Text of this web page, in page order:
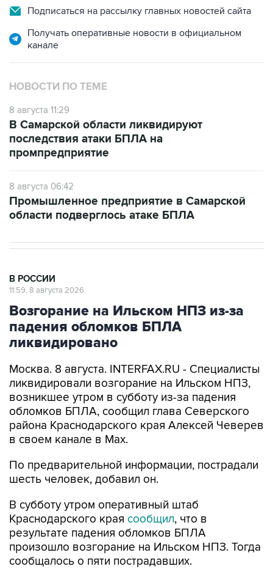
Подписаться на рассылку главных новостей сайта
Получать оперативные новости в официальном
канале
НОВОСТИ ПО ТЕМЕ
8 августа 11:29
В Самарской области ликвидируют
последствия атаки БПЛА на
промпредприятие
8 августа 06:42
Промышленное предприятие в Самарской
области подверглось атаке БПЛА
В РОССИИ
11:59, 8 августа 2026
Возгорание на Ильском НПЗ из-за
падения обломков БПЛА
ликвидировано
Москва. 8 августа. INTERFAX.RU - Специалисты
ликвидировали возгорание на Ильском НПЗ,
возникшее утром в субботу из-за падения
обломков БПЛА, сообщил глава Северского
района Краснодарского края Алексей Чеверев
в своем канале в Max.
По предварительной информации, пострадали
шесть человек, добавил он.
В субботу утром оперативный штаб
Краснодарского края сообщил, что в
результате падения обломков БПЛА
произошло возгорание на Ильском НПЗ. Тогда
сообщалось о пяти пострадавших.